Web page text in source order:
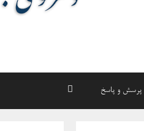
پرسش و پاسخ